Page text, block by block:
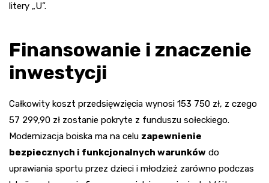
litery „U”.
Finansowanie i znaczenie
inwestycji
Całkowity koszt przedsięwzięcia wynosi 153 750 zł, z czego
57 299,90 zł zostanie pokryte z funduszu sołeckiego.
Modernizacja boiska ma na celu zapewnienie
bezpiecznych i funkcjonalnych warunków do
uprawiania sportu przez dzieci i młodzież zarówno podczas